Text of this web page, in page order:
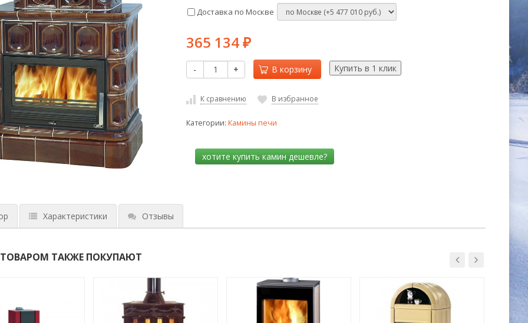
Доставка по Москве
365 134 ₽
- + В корзину
К сравнению В избранное
Категории: Камины печи
Характеристики Отзывы
ТАКЖЕ ПОКУПАЮТ